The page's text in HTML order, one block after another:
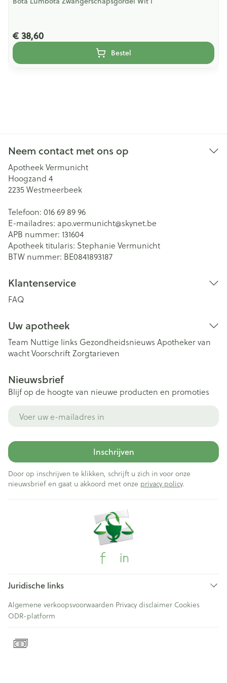
€ 38,60
Bestel
Neem contact met ons op
Apotheek Vermunicht
Hoogzand 4
2235Westmeerbeek
Telefoon: 016 69 89 96
E-mailadres: apo.vermunicht@skynet.be
APB nummer: 131604
Apotheek titularis: Stephanie Vermunicht
BTW nummer: BE0841893187
Klantenservice
FAQ
Uw apotheek
Team Nuttige links Gezondheidsnieuws Apotheker van
wachtVoorschriftZorgtarieven
Nieuwsbrief
Blijf op de hoogte van nieuwe producten en promoties
Inschrijven
Door op inschrijven te klikken, schrijft u zich in voor onze
nieuwsbrief en gaat u akkoord met onze privacy policy.
Juridische links
Algemene verkoopsvoorwaarden Privacy disclaimer Cookies
ODR-platform